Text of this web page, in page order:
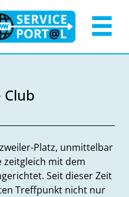
Platz, unmittelbar
zeitgleich mit dem
Seit dieser Zeit
Treffpunkt nicht nur